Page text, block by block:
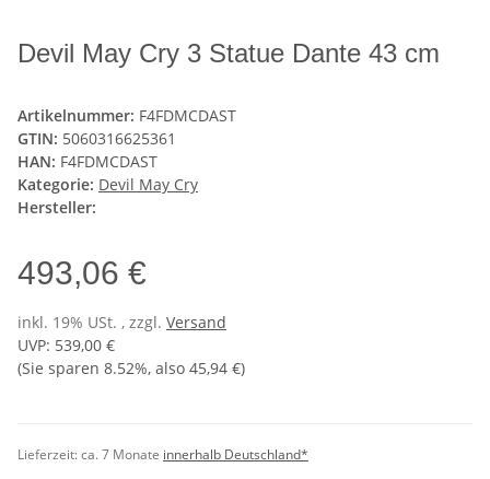
Devil May Cry 3 Statue Dante 43 cm
Artikelnummer: F4FDMCDAST
GTIN: 5060316625361
HAN: F4FDMCDAST
Kategorie: Devil May Cry
Hersteller:
493,06 €
inkl. 19% USt. , zzgl. Versand
UVP: 539,00 €
(Sie sparen 8.52%, also 45,94 €)
Lieferzeit:ca. 7 Monate innerhalb Deutschland*